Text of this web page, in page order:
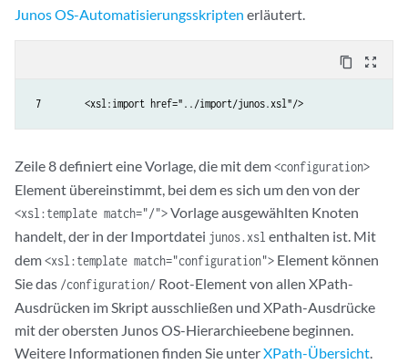
Junos OS-Automatisierungsskripten erläutert.
content_copy zoom_out_map
7        <xsl:import href="../import/junos.xsl"/>
Zeile 8 definiert eine Vorlage, die mit dem<configuration>
Element übereinstimmt, bei dem es sich um den von der
<xsl:template match="/">Vorlage ausgewählten Knoten
handelt, der in der Importdatei junos.xsl enthalten ist. Mit
dem<xsl:template match="configuration"> Element können
Sie das /configuration/ Root-Element von allen XPath-
Ausdrücken im Skript ausschließen und XPath-Ausdrücke
mit der obersten Junos OS-Hierarchieebene beginnen.
Weitere Informationen finden Sie unterXPath-Übersicht.